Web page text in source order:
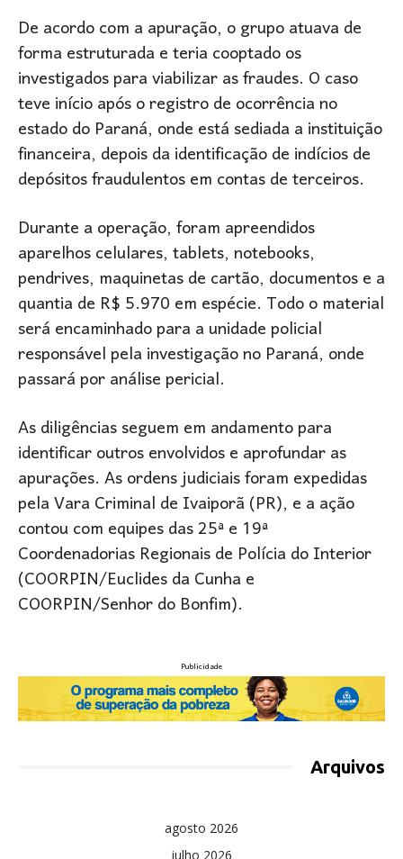
De acordo com a apuração, o grupo atuava de
forma estruturada e teria cooptado os
investigados para viabilizar as fraudes. O caso
teve início após o registro de ocorrência no
estado do Paraná, onde está sediada a instituição
financeira, depois da identificação de indícios de
depósitos fraudulentos em contas de terceiros.
Durante a operação, foram apreendidos
aparelhos celulares, tablets, notebooks,
pendrives, maquinetas de cartão, documentos e a
quantia de R$ 5.970 em espécie. Todo o material
será encaminhado para a unidade policial
responsável pela investigação no Paraná, onde
passará por análise pericial.
As diligências seguem em andamento para
identificar outros envolvidos e aprofundar as
apurações. As ordens judiciais foram expedidas
pela Vara Criminal de Ivaiporã (PR), e a ação
contou com equipes das 25ª e 19ª
Coordenadorias Regionais de Polícia do Interior
(COORPIN/Euclides da Cunha e
COORPIN/Senhor do Bonfim).
Publicidade
Arquivos
agosto 2026
julho 2026